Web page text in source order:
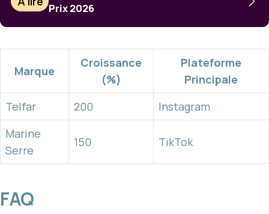
Prix 2026
Marque
Croissance
(%)
Plateforme
Principale
Telfar
200
Instagram
Marine
Serre
150 TikTok
FAQ